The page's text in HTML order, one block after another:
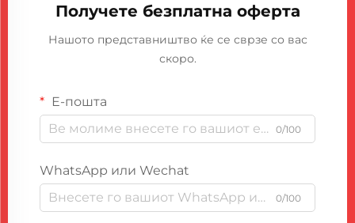
Получете безплатна оферта
Нашото представништво ќе се сврзе со вас
скоро.
Е-пошта
0/100
WhatsApp или Wechat
0/100